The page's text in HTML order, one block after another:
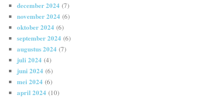
december 2024 (7)
november 2024 (6)
oktober 2024 (6)
september 2024 (6)
augustus 2024 (7)
juli 2024 (4)
juni 2024 (6)
mei 2024 (6)
april 2024 (10)